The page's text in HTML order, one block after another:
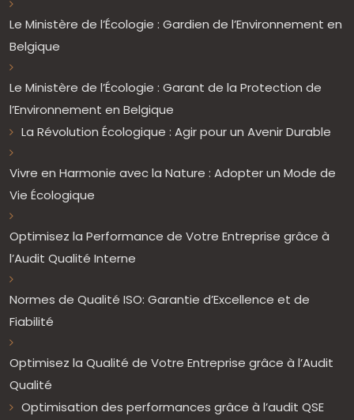
Le Ministère de l’Écologie : Gardien de l’Environnement en
Belgique
Le Ministère de l’Écologie : Garant de la Protection de
l’Environnement en Belgique
La Révolution Écologique : Agir pour un Avenir Durable
Vivre en Harmonie avec la Nature : Adopter un Mode de
Vie Écologique
Optimisez la Performance de Votre Entreprise grâce à
l’Audit Qualité Interne
Normes de Qualité ISO: Garantie d’Excellence et de
Fiabilité
Optimisez la Qualité de Votre Entreprise grâce à l’Audit
Qualité
Optimisation des performances grâce à l’audit QSE